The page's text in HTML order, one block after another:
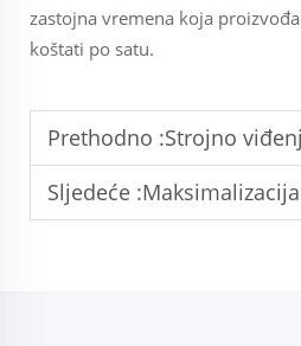
zastojna vremena koja
koštati po satu.
Prethodno :Strojno viđenje:
Sljedeće :Maksimalizacija